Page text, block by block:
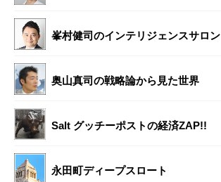
峯村健司のインテリジェンスサロン
奥山真司の戦略論から見た世界
Salt グッチーポストの経済ZAP!!
永田町ディープスロート